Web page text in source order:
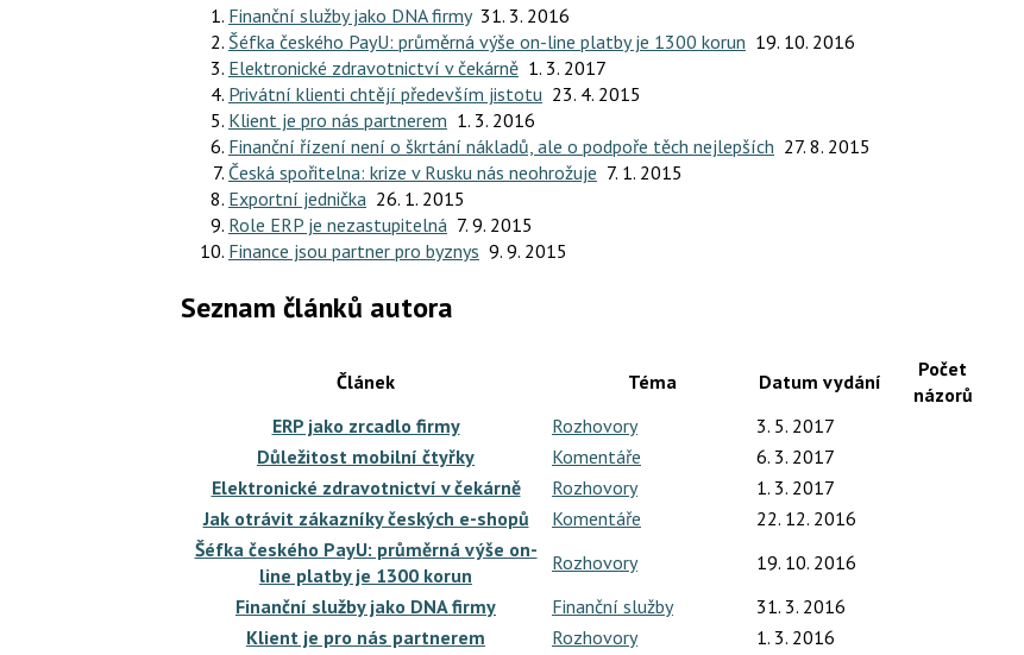
Finanční služby jako DNA firmy 31. 3. 2016
Šéfka českého PayU: průměrná výše on-line platby je 1300 korun 19. 10. 2016
Elektronické zdravotnictví v čekárně 1. 3. 2017
Privátní klienti chtějí především jistotu 23. 4. 2015
Klient je pro nás partnerem 1. 3. 2016
Finanční řízení není o škrtání nákladů, ale o podpoře těch nejlepších 27. 8. 2015
Česká spořitelna: krize v Rusku nás neohrožuje 7. 1. 2015
Exportní jednička 26. 1. 2015
Role ERP je nezastupitelná 7. 9. 2015
Finance jsou partner pro byznys 9. 9. 2015
Seznam článků autora
Článek Téma Datum vydání
Počet
názorů
ERP jako zrcadlo firmy
Rozhovory
3. 5. 2017
Důležitost mobilní čtyřky
Komentáře
6. 3. 2017
Elektronické zdravotnictví v čekárně
Rozhovory
1. 3. 2017
Jak otrávit zákazníky českých e-shopů
Komentáře
22. 12. 2016
Šéfka českého PayU: průměrná výše on-
line platby je 1300 korun
Rozhovory
19. 10. 2016
Finanční služby jako DNA firmy
Finanční služby
31. 3. 2016
Klient je pro nás partnerem
Rozhovory
1. 3. 2016